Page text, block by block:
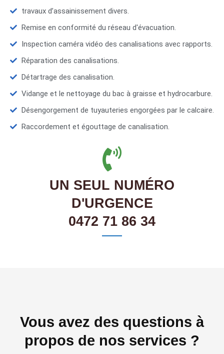
travaux d’assainissement divers.
Remise en conformité du réseau d'évacuation.
Inspection caméra vidéo des canalisations avec rapports.
Réparation des canalisations.
Détartrage des canalisation.
Vidange et le nettoyage du bac à graisse et hydrocarbure.
Désengorgement de tuyauteries engorgées par le calcaire.
Raccordement et égouttage de canalisation.
UN SEUL NUMÉRO
D'URGENCE
0472 71 86 34
Vous avez des questions à
propos de nos services ?